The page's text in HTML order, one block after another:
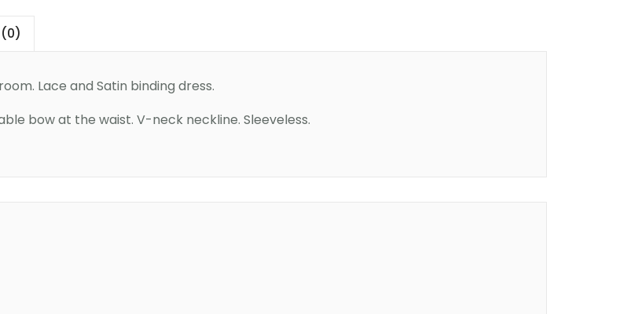
Lace and Satin binding dress.
bow at the waist. V-neck neckline. Sleeveless.